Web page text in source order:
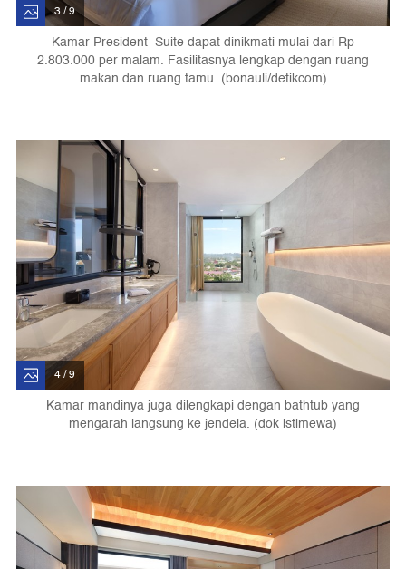
3 / 9
Kamar President Suite dapat dinikmati mulai dari Rp
2.803.000 per malam. Fasilitasnya lengkap dengan ruang
makan dan ruang tamu. (bonauli/detikcom)
4 / 9
Kamar mandinya juga dilengkapi dengan bathtub yang
mengarah langsung ke jendela. (dok istimewa)